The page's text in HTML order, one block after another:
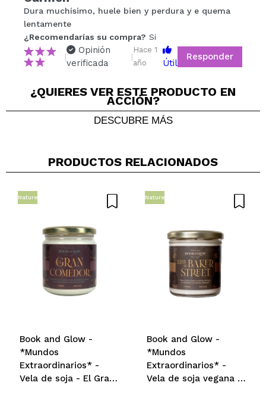
Compartir un vídeo o una foto
Tu vídeo podría ser el primero. Imagínatelo...
¿Recomendarías su compra? Si No
ENVIAR
Dura muchísimo, huele bien y perdura y e quema
lentamente
¿Recomendarías su compra? Si
|
Opinión
verificada
|
Hace 1
año
Útil
Responder
¿QUIERES VER ESTE PRODUCTO EN
ACCIÓN?
DESCUBRE MÁS
PRODUCTOS RELACIONADOS
Nature
Book and Glow -
*Mundos
Extraordinarios* -
Vela de soja - El Gran
Nature
Book and Glow -
*Mundos
Extraordinarios* -
Vela de soja vegana -